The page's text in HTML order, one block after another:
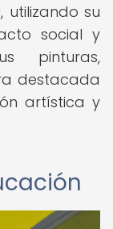
utilizando su
social y
pinturas,
destacada
artística y